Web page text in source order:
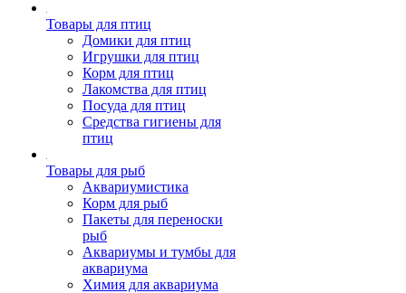
Товары для птиц
Домики для птиц
Игрушки для птиц
Корм для птиц
Лакомства для птиц
Посуда для птиц
Средства гигиены для
птиц
Товары для рыб
Аквариумистика
Корм для рыб
Пакеты для переноски
рыб
Аквариумы и тумбы для
аквариума
Химия для аквариума